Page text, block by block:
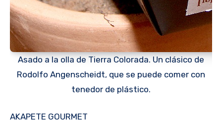
Asado a la olla de Tierra Colorada. Un clásico de
Rodolfo Angenscheidt, que se puede comer con
tenedor de plástico.
AKAPETE GOURMET